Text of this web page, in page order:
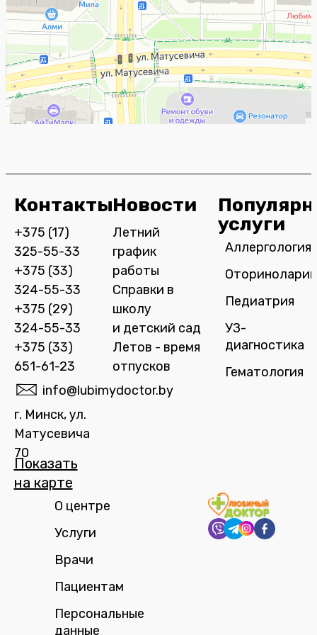
Контакты
+375 (17)
325-55-33
+375 (33)
324-55-33
+375 (29)
324-55-33
+375 (33)
651-61-23
info@lubimydoctor.by
г. Минск, ул.
Матусевича
70
Показать
на карте​
Новости
Летний
график
работы
Справки в
школу
и детский сад
Летов - время
отпусков
услуги
Аллергология
Педиатрия
УЗ-
диагностика
Гематология
О центре
Услуги
Врачи
Пациентам
Персональные
данные